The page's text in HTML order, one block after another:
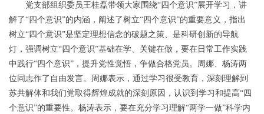
党支部组织委员王桂磊带领大家围绕“四个意识”展开学习，讲
解了“四个意识”的内涵，阐述了树立“四个意识”的重要意义，指出
树立“四个意识”是坚定理想信念的破题之策、是科研创新的导航
灯，强调树立“四个意识”基础在学、关键在做，要在日常工作实践
中践行“四个意识”，提升党性觉悟，争做合格党员。周娜、杨涛两
位同志作了自由发言。周娜表示，通过学习很受教育，深刻理解到
苏共解体和我们党取得辉煌成就的深刻原因，认识到学习和提高“四
个意识”的重要性。杨涛表示，要在充分学习理解“两学一做”科学内